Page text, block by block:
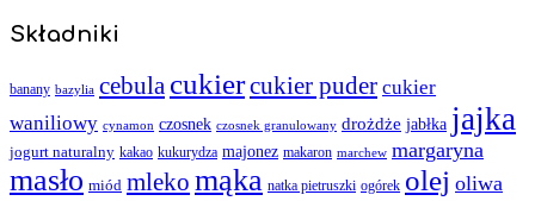
Składniki
banany bazylia cebula cukiercukier puder cukier
waniliowy cynamon czosnek czosnek granulowany drożdże jabłka jajka
jogurt naturalny kakao kukurydza majonez makaron marchew margaryna
masło miód mleko mąka natka pietruszki ogórek olej oliwa